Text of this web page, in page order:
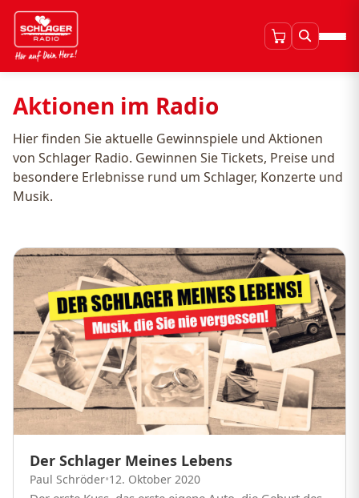
Aktionen im Radio
Hier finden Sie aktuelle Gewinnspiele und Aktionen
von Schlager Radio. Gewinnen Sie Tickets, Preise und
besondere Erlebnisse rund um Schlager, Konzerte und
Musik.
Der Schlager Meines Lebens
Paul Schröder•12. Oktober 2020